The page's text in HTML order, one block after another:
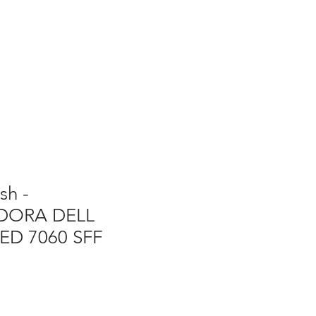
-
DELL
7060 SFF